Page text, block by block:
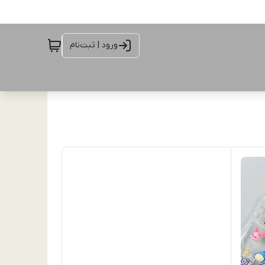
ورود | ثبت‌نام